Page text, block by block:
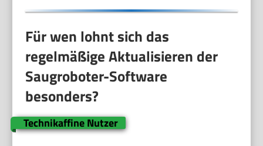
Für wen lohnt sich das
regelmäßige Aktualisieren der
Saugroboter-Software
besonders?
Technikaffine Nutzer